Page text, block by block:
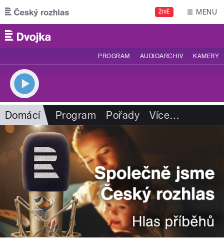
Přejít k hlavnímu obsahu
ŽIVĚ MENU
PROGRAM AUDIOARCHIV KAMERY
Domácí Program Pořady Více…